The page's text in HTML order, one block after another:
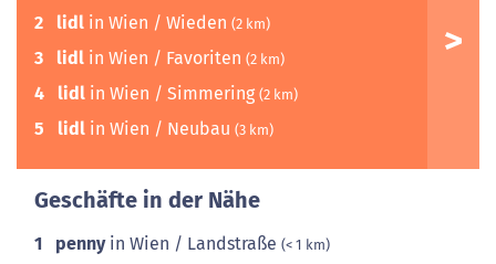
2 lidl in Wien / Wieden (2 km)
3 lidl in Wien / Favoriten (2 km)
4 lidl in Wien / Simmering (2 km)
5 lidl in Wien / Neubau (3 km)
Geschäfte in der Nähe
1 pennyin Wien / Landstraße (< 1 km)